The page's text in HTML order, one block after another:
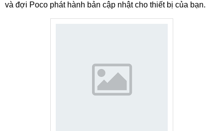
và đợi Poco phát hành bản cập nhật cho thiết bị của bạn.